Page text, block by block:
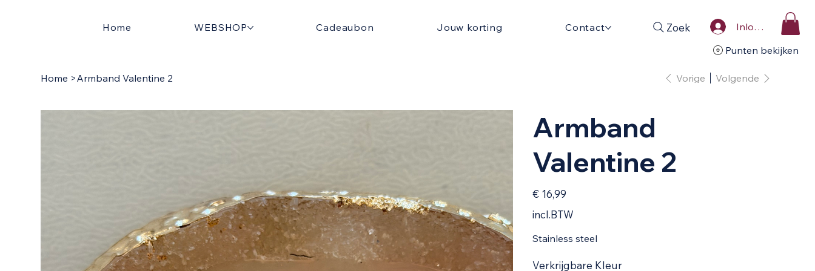
Home WEBSHOP Cadeaubon Jouw korting Contact Zoek
Inloggen
Punten bekijken
Home >Armband Valentine 2 Vorige Volgende
Armband
Valentine 2
Prijs
€ 16,99
incl.BTW
Stainless steel
Verkrijgbare Kleur